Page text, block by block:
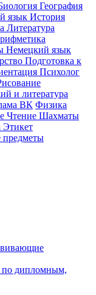
География
язык История
Литература
Немецкий язык
Подготовка к
Психолог
и литература
ВК Физика
Чтение Шахматы
Этикет
предметы
по дипломным,